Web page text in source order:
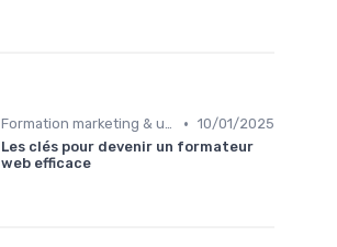
Formation marketing & upskilling • 10/01/2025
Les clés pour devenir un formateur
web efficace